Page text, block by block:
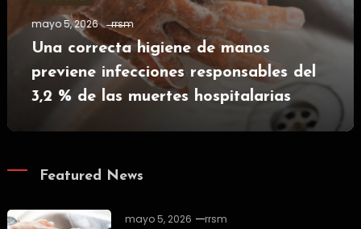
mayo 5, 2026
rrsm
Una correcta higiene de manos
previene infecciones responsables del
3,2 % de las muertes hospitalarias
Featured News
mayo 5, 2026 rrsm